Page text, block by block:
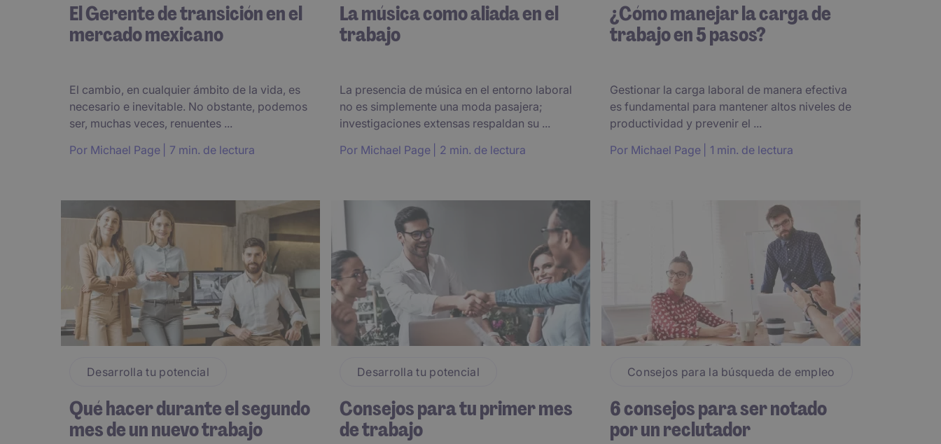
El Gerente de transición en el
mercado mexicano
El cambio, en cualquier ámbito de la vida, es
necesario e inevitable. No obstante, podemos
ser, muchas veces, renuentes ...
Por Michael Page 7 min. de lectura
La música como aliada en el
trabajo
La presencia de música en el entorno laboral
no es simplemente una moda pasajera;
investigaciones extensas respaldan su ...
Por Michael Page 2 min. de lectura
¿Cómo manejar la carga de
trabajo en 5 pasos?
Gestionar la carga laboral de manera efectiva
es fundamental para mantener altos niveles de
productividad y prevenir el ...
Por Michael Page 1 min. de lectura
Desarrolla tu potencial
Qué hacer durante el segundo
mes de un nuevo trabajo
Desarrolla tu potencial
Consejos para tu primer mes
de trabajo
Consejos para la búsqueda de empleo
6 consejos para ser notado
por un reclutador